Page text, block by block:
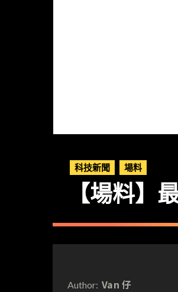
科技新聞 場料
【場料
Author: Van 仔